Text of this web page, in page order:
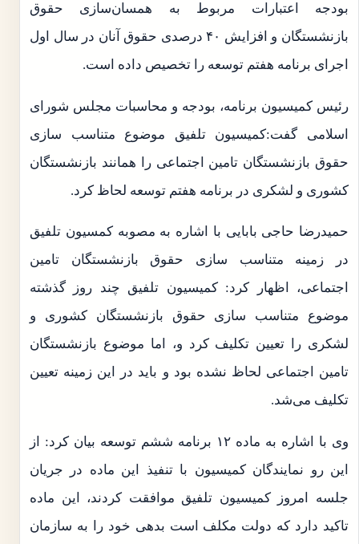
بودجه اعتبارات مربوط به همسان‌سازی حقوق
بازنشستگان و افزایش ۴۰ درصدی حقوق آنان در سال اول
اجرای برنامه هفتم توسعه را تخصیص داده است.
رئیس کمیسیون برنامه، بودجه و محاسبات مجلس شورای
اسلامی گفت:کمیسیون تلفیق موضوع متناسب سازی
حقوق بازنشستگان تامین اجتماعی را همانند بازنشستگان
کشوری و لشکری در برنامه هفتم توسعه لحاظ کرد.
حمیدرضا حاجی بابایی با اشاره به مصوبه کمسیون تلفیق
در زمینه متناسب سازی حقوق بازنشستگان تامین
اجتماعی، اظهار کرد: کمیسیون تلفیق چند روز گذشته
موضوع متناسب سازی حقوق بازنشستگان کشوری و
لشکری را تعیین تکلیف کرد و، اما موضوع بازنشستگان
تامین اجتماعی لحاظ نشده بود و باید در این زمینه تعیین
تکلیف می‌شد.
وی با اشاره به ماده ۱۲ برنامه ششم توسعه بیان کرد: از
این رو نمایندگان کمیسیون با تنفیذ این ماده در جریان
جلسه امروز کمیسیون تلفیق موافقت کردند، این ماده
تاکید دارد که دولت مکلف است بدهی خود را به سازمان